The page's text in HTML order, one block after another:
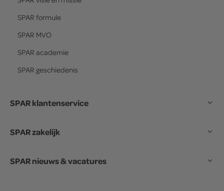
SPAR formule
SPAR MVO
SPAR academie
SPAR geschiedenis
SPAR klantenservice
SPAR zakelijk
SPAR nieuws & vacatures